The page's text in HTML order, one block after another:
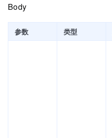
Body
参数 类型